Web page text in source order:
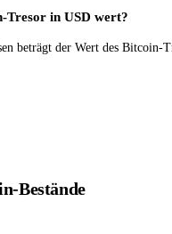
Tresor in USD wert?
beträgt der Wert des
Bestände